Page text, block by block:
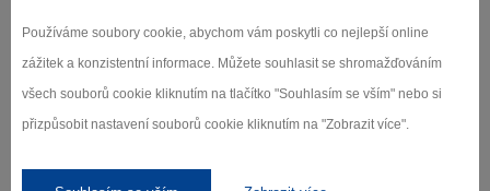
Používáme soubory cookie, abychom vám poskytli co nejlepší online
zážitek a konzistentní informace. Můžete souhlasit se shromažďováním
všech souborů cookie kliknutím na tlačítko "Souhlasím se vším" nebo si
přizpůsobit nastavení souborů cookie kliknutím na "Zobrazit více".
o novinkách.